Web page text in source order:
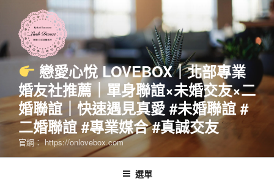
要
戀愛心悅 LOVEBOX｜北部專業
婚友社推薦｜單身聯誼×未婚交友×二
婚聯誼｜快速遇見真愛 #未婚聯誼 #
二婚聯誼 #專業媒合 #真誠交友
官網： https://onlovebox.com
選單